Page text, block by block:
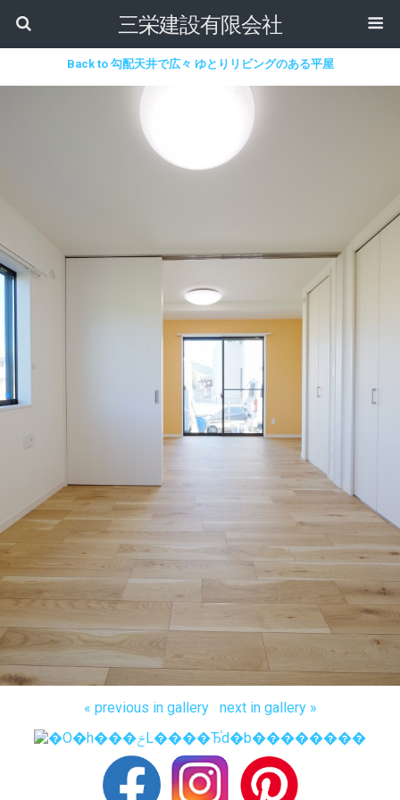
三栄建設有限会社
Back to 勾配天井で広々 ゆとりリビングのある平屋
« previous in gallery next in gallery »